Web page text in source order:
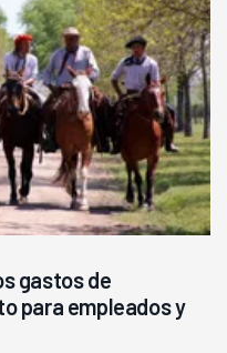
gastos de
para empleados y